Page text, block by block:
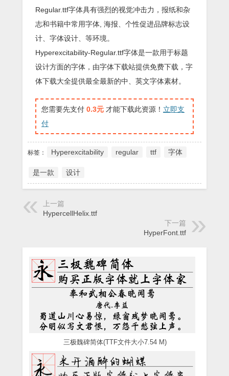
Regular.ttf字体具有强烈的视觉冲击力，报纸和杂
志和书籍中常用字体, 海报、个性促进品牌标志设
计、字体设计、等环境。
Hyperexcitability-Regular.ttf字体是一款用于标题
设计方面的字体，由字体下载站提供免费下载，字
体下载大全提供最全最新的中、英文字体素材。
您需要先支付 0.3元 才能下载此资源！ 立即支
付
标签： Hyperexcitability regular ttf 字体
是一款 设计
上一篇
HypercellHelix.ttf
下一篇
HyperFont.ttf
三极魏碑简体(TTF文件大小7.54 M)